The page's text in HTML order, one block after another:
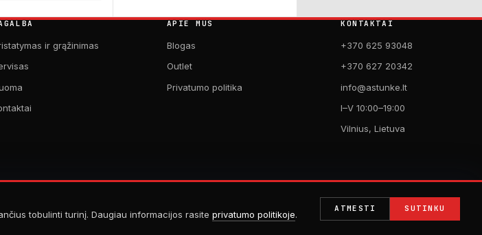
ir grąžinimas
APIE MUS
Blogas
Outlet
Privatumo politika
KONTAKTAI
+370 625 93048
+370 627 20342
info@astunke.lt
I–V 10:00–19:00
Vilnius, Lietuva
tobulinti turinį. Daugiau informacijos rasite privatumo politikoje.
ATMESTI SUTINKU